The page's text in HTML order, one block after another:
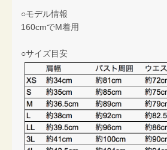
○モデル情報
160cmでM着用
○サイズ目安